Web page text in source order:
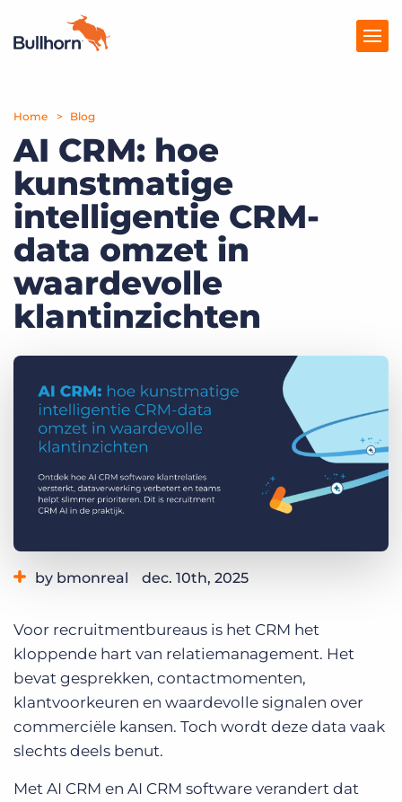
Producten
Prijzen
Kennisbank
Marketplace
Over Ons
Vraag een demo aan Inloggen
Home Blog
AI CRM: hoe
kunstmatige
intelligentie CRM-
data omzet in
waardevolle
klantinzichten
by bmonreal dec. 10th, 2025
Voor recruitmentbureaus is het CRM het
kloppende hart van relatiemanagement. Het
bevat gesprekken, contactmomenten,
klantvoorkeuren en waardevolle signalen over
commerciële kansen. Toch wordt deze data vaak
slechts deels benut.
Met AI CRM en AI CRM software verandert dat